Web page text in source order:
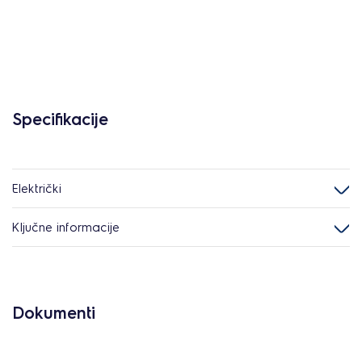
Specifikacije
Električki
Ključne informacije
Dokumenti